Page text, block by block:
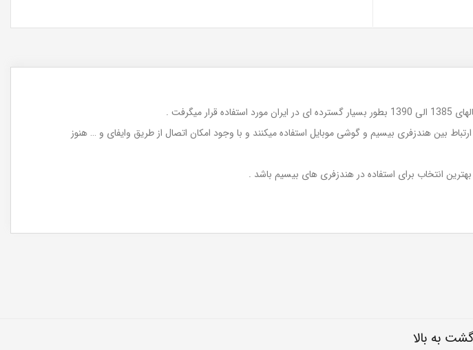
.
بین هندزفری بیسیم و گوشی موبایل استفاده میکنند و با وجود امکان اتصال از طریق وایفای و … هنوز
انتخاب برای استفاده در هندزفری های بیسیم باشد .
به بالا